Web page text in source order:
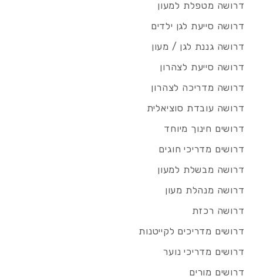
דרושה מטפלת למעון
דרושה סייעת לגן ילדים
דרושה גננת לגן / מעון
דרושה סייעת לצהרון
דרושה מדריכה לצהרון
דרושה עובדת סוציאלית
דרושים חינוך מיוחד
דרושים מדריכי חוגים
דרושה מבשלת למעון
דרושה מנהלת מעון
דרושה רכזת
דרושים מדריכים לקייטנות
דרושים מדריכי נוער
דרושים מורים